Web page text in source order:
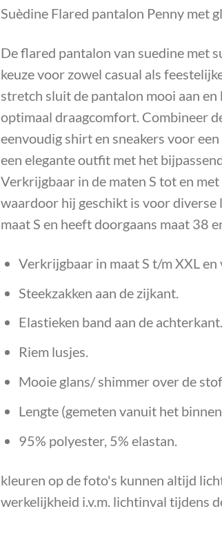
Suèdine Flared pantalon Penny met
De flared pantalon van suedine met
keuze voor zowel casual als
stretch sluit de pantalon mooi aan
optimaal draagcomfort. Combineer
eenvoudig shirt en sneakers voor
een elegante outfit met het
Verkrijgbaar in de maten S tot en
waardoor hij geschikt is voor
maat S en heeft doorgaans maat 38
Verkrijgbaar in maat S t/m XXL en
Steekzakken aan de zijkant.
Elastieken band aan de achterkant.
Riem lusjes.
Mooie glans/ shimmer over de
Lengte (gemeten vanuit het
95% polyester, 5% elastan.
kleuren op de foto's kunnen altijd
werkelijkheid i.v.m. lichtinval tijdens